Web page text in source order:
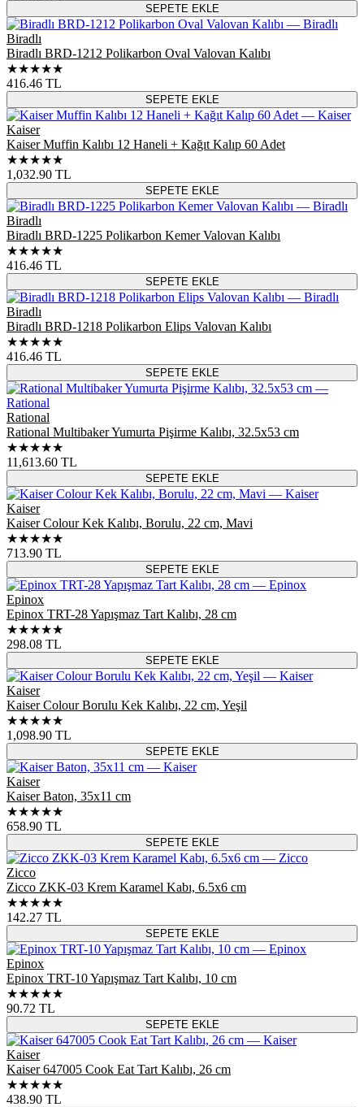
SEPETE EKLE
Biradlı
Biradlı BRD-1212 Polikarbon Oval Valovan Kalıbı
★★★★★
416.46 TL
SEPETE EKLE
Kaiser
Kaiser Muffin Kalıbı 12 Haneli + Kağıt Kalıp 60 Adet
★★★★★
1,032.90 TL
SEPETE EKLE
Biradlı
Biradlı BRD-1225 Polikarbon Kemer Valovan Kalıbı
★★★★★
416.46 TL
SEPETE EKLE
Biradlı
Biradlı BRD-1218 Polikarbon Elips Valovan Kalıbı
★★★★★
416.46 TL
SEPETE EKLE
Rational
Rational Multibaker Yumurta Pişirme Kalıbı, 32.5x53 cm
★★★★★
11,613.60 TL
SEPETE EKLE
Kaiser
Kaiser Colour Kek Kalıbı, Borulu, 22 cm, Mavi
★★★★★
713.90 TL
SEPETE EKLE
Epinox
Epinox TRT-28 Yapışmaz Tart Kalıbı, 28 cm
★★★★★
298.08 TL
SEPETE EKLE
Kaiser
Kaiser Colour Borulu Kek Kalıbı, 22 cm, Yeşil
★★★★★
1,098.90 TL
SEPETE EKLE
Kaiser
Kaiser Baton, 35x11 cm
★★★★★
658.90 TL
SEPETE EKLE
Zicco
Zicco ZKK-03 Krem Karamel Kabı, 6.5x6 cm
★★★★★
142.27 TL
SEPETE EKLE
Epinox
Epinox TRT-10 Yapışmaz Tart Kalıbı, 10 cm
★★★★★
90.72 TL
SEPETE EKLE
Kaiser
Kaiser 647005 Cook Eat Tart Kalıbı, 26 cm
★★★★★
438.90 TL